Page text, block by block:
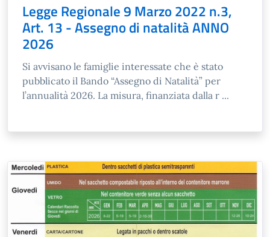
Legge Regionale 9 Marzo 2022 n.3,
Art. 13 - Assegno di natalità ANNO
2026
Si avvisano le famiglie interessate che è stato
pubblicato il Bando “Assegno di Natalità” per
l’annualità 2026. La misura, finanziata dalla r ...